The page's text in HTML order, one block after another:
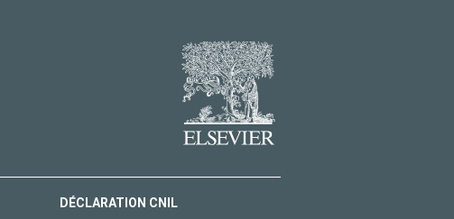
DÉCLARATION CNIL